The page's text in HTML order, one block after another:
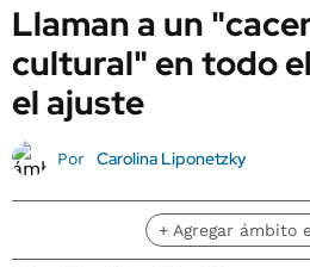
Llaman a un
cultural" en todo
el ajuste
Por Carolina Liponetzky
+ Agregar ámbito